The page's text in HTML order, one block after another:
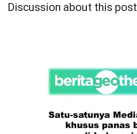
Discussion about this post